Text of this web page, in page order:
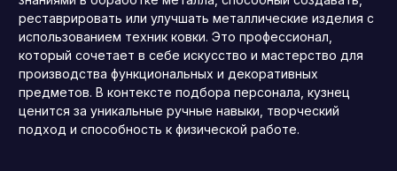
реставрировать или улучшать металлические изделия с
использованием техник ковки. Это профессионал,
который сочетает в себе искусство и мастерство для
производства функциональных и декоративных
предметов. В контексте подбора персонала, кузнец
ценится за уникальные ручные навыки, творческий
подход и способность к физической работе.